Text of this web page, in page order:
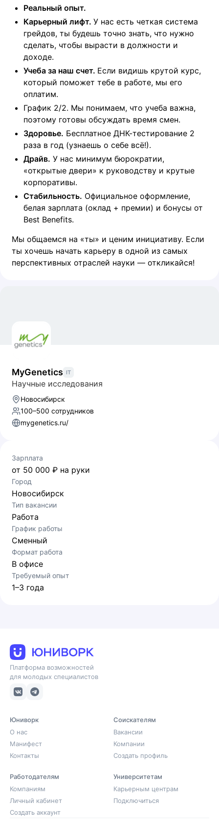
Реальный опыт.
Карьерный лифт. У нас есть четкая система
грейдов, ты будешь точно знать, что нужно
сделать, чтобы вырасти в должности и
доходе.
Учеба за наш счет. Если видишь крутой курс,
который поможет тебе в работе, мы его
оплатим.
График 2/2. Мы понимаем, что учеба важна,
поэтому готовы обсуждать время смен.
Здоровье. Бесплатное ДНК-тестирование 2
раза в год (узнаешь о себе всё!).
Драйв. У нас минимум бюрократии,
«открытые двери» к руководству и крутые
корпоративы.
Стабильность. Официальное оформление,
белая зарплата (оклад + премии) и бонусы от
Best Benefits.
Мы общаемся на «ты» и ценим инициативу. Если
ты хочешь начать карьеру в одной из самых
перспективных отраслей науки — откликайся!
MyGenetics IT
Научные исследования
Новосибирск
100–500 сотрудников
mygenetics.ru/
Зарплата
от 50 000 ₽ на руки
Город
Новосибирск
Тип вакансии
Работа
График работы
Сменный
Формат работа
В офисе
Требуемый опыт
1–3 года
Платформа возможностей
для молодых специалистов
Юниворк
О нас
Манифест
Контакты
Соискателям
Вакансии
Компании
Создать профиль
Работодателям
Компаниям
Личный кабинет
Создать аккаунт
Университетам
Карьерным центрам
Подключиться